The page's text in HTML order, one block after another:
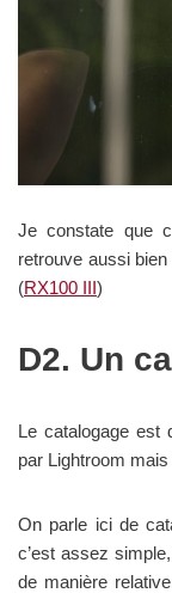
Je constate que
retrouve aussi
(RX100 III)
D2. Un
Le catalogage est
par Lightroom
On parle ici de
c’est assez
de manière